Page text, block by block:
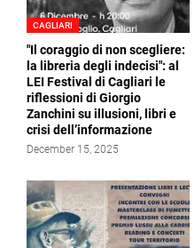
CAGLIARI
"Il coraggio di non scegliere:
la libreria degli indecisi": al
LEI Festival di Cagliari le
riflessioni di Giorgio
Zanchini su illusioni, libri e
crisi dell’informazione
December 15, 2025